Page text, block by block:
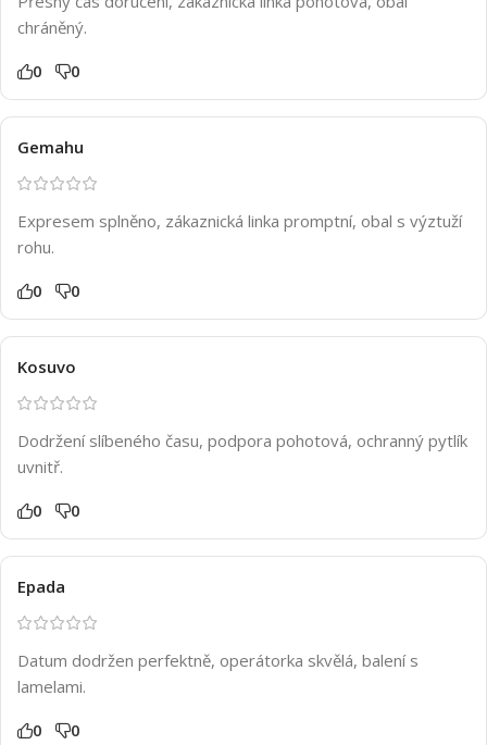
chráněný.
0 0
Gemahu
Expresem splněno, zákaznická linka promptní, obal s výztuží
rohu.
0 0
Kosuvo
Dodržení slíbeného času, podpora pohotová, ochranný pytlík
uvnitř.
0 0
Epada
Datum dodržen perfektně, operátorka skvělá, balení s
lamelami.
0 0